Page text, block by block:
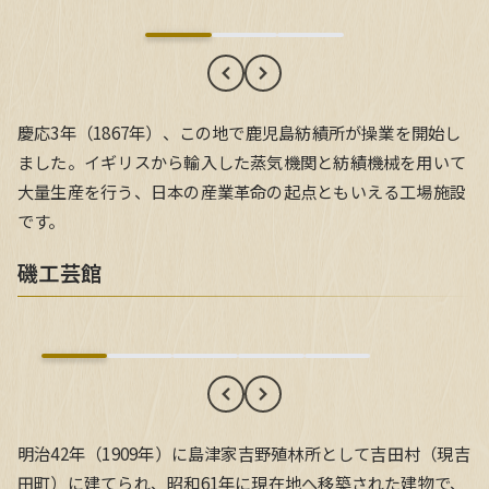
慶応3年（1867年）、この地で鹿児島紡績所が操業を開始し
ました。イギリスから輸入した蒸気機関と紡績機械を用いて
大量生産を行う、日本の産業革命の起点ともいえる工場施設
です。
磯工芸館
明治42年（1909年）に島津家吉野殖林所として吉田村（現吉
田町）に建てられ、昭和61年に現在地へ移築された建物で、